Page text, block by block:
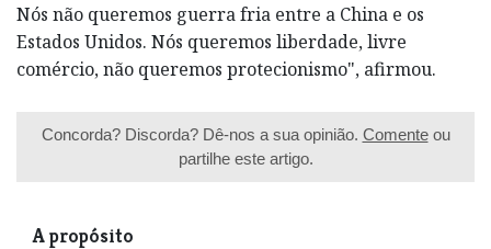
Nós não queremos guerra fria entre a China e os
Estados Unidos. Nós queremos liberdade, livre
comércio, não queremos protecionismo", afirmou.
Concorda? Discorda? Dê-nos a sua opinião. Comenteou
partilhe este artigo.
A propósito